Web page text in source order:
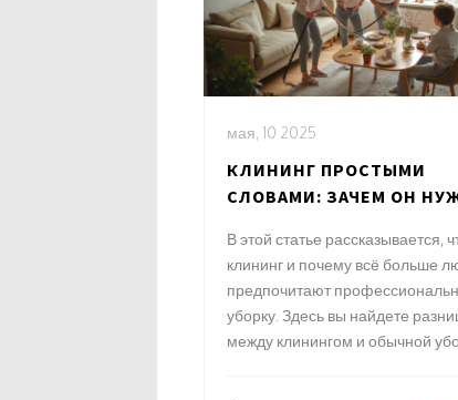
мая, 10 2025
КЛИНИНГ ПРОСТЫМИ
СЛОВАМИ: ЗАЧЕМ ОН
В этой статье рассказывается,
клининг и почему всё больше
предпочитают
уборку. Здесь вы найдете
между клинингом и обычной